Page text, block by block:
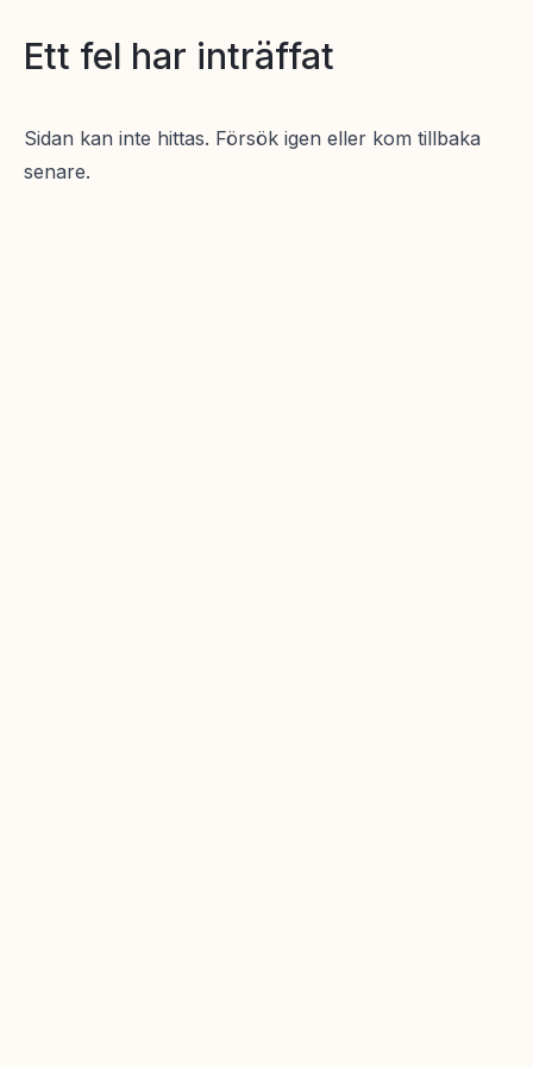
Ett fel har inträffat
Sidan kan inte hittas. Försök igen eller kom tillbaka
senare.